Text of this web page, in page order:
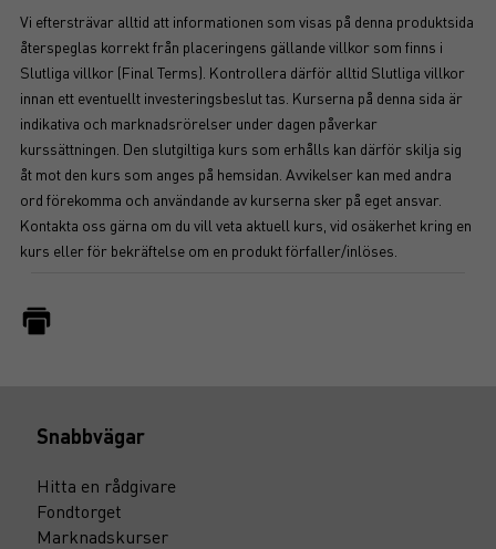
Vi eftersträvar alltid att informationen som visas på denna produktsida
återspeglas korrekt från placeringens gällande villkor som finns i
Slutliga villkor (Final Terms). Kontrollera därför alltid Slutliga villkor
innan ett eventuellt investeringsbeslut tas. Kurserna på denna sida är
indikativa och marknadsrörelser under dagen påverkar
kurssättningen. Den slutgiltiga kurs som erhålls kan därför skilja sig
åt mot den kurs som anges på hemsidan. Avvikelser kan med andra
ord förekomma och användande av kurserna sker på eget ansvar.
Kontakta oss gärna om du vill veta aktuell kurs, vid osäkerhet kring en
kurs eller för bekräftelse om en produkt förfaller/inlöses.
Snabbvägar
Hitta en rådgivare
Fondtorget
Marknadskurser